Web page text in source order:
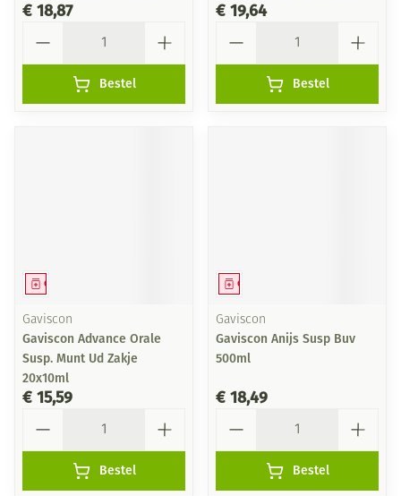
€ 18,87
Bestel
€ 19,64
Bestel
Geneesmiddel
Gaviscon
Gaviscon Advance Orale
Susp. Munt Ud Zakje
20x10ml
€ 15,59
Bestel
Geneesmiddel
Gaviscon
Gaviscon Anijs Susp Buv
500ml
€ 18,49
Bestel